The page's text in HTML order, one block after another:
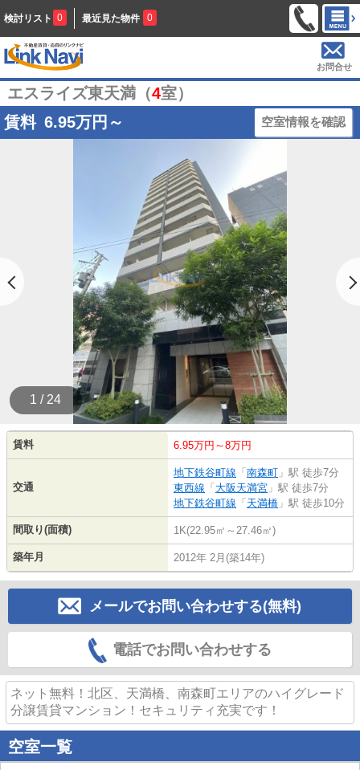
検討リスト 0 最近見た物件 0
お問合せ
エスライズ東天満（4室）
賃料 6.95万円～ 空室情報を確認
1 / 24
賃料 6.95万円～8万円
交通
地下鉄谷町線 「 南森町 」駅 徒歩7分
東西線 「 大阪天満宮 」駅 徒歩7分
地下鉄谷町線 「 天満橋 」駅 徒歩10分
間取り(面積) 1K(22.95㎡～27.46㎡)
築年月 2012年 2月(築14年)
メールでお問い合わせする(無料)
電話でお問い合わせする
ネット無料！北区、天満橋、南森町エリアのハイグレード
分譲賃貸マンション！セキュリティ充実です！
空室一覧